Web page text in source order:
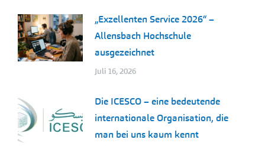
„Exzellenten Service 2026“ –
Allensbach Hochschule
ausgezeichnet
Juli 16, 2026
Die ICESCO – eine bedeutende
internationale Organisation, die
man bei uns kaum kennt